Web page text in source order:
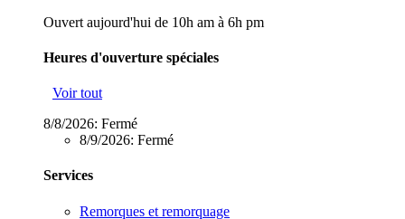
Ouvert aujourd'hui de 10h am à 6h pm
Heures d'ouverture spéciales
Voir tout
8/8/2026: Fermé
8/9/2026: Fermé
Services
Remorques et remorquage